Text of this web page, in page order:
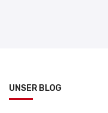
UNSER BLOG